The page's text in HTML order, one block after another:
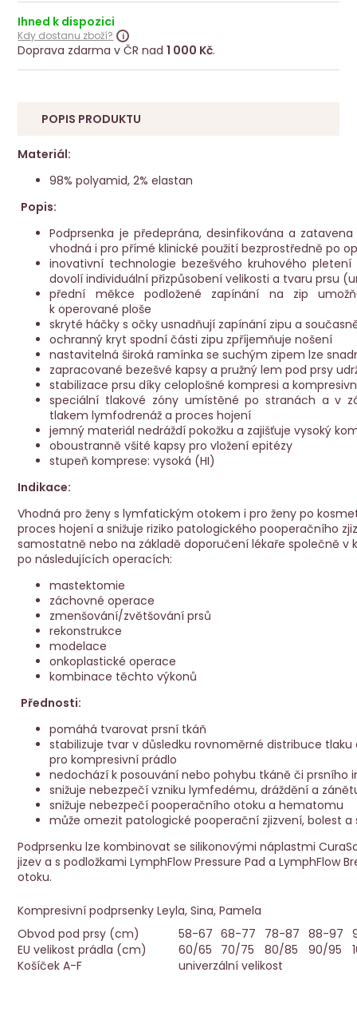
Ihned k dispozici
Kdy dostanu zboží?
Doprava zdarma v ČR nad1 000 Kč.
POPIS PRODUKTU
Materiál:
98% polyamid, 2% elastan
Popis:
Podprsenka je předeprána, desinfikována a
vhodná i pro přímé klinické použití bezprostředně po
inovativní technologie bezešvého kruhového
dovolí individuální přizpůsobení velikosti a tvaru prsu
přední měkce podložené zapínání na zip
k operované ploše
skryté háčky s očky usnadňují zapínání zipu a
ochranný kryt spodní části zipu zpříjemňuje nošení
nastavitelná široká ramínka se suchým zipem lze
zapracované bezešvé kapsy a pružný lem pod prsy
stabilizace prsu díky celoplošné kompresi a
speciální tlakové zóny umístěné po stranách a v
tlakem lymfodrenáž a proces hojení
jemný materiál nedráždí pokožku a zajišťuje vysoký
oboustranně všité kapsy pro vložení epitézy
stupeň komprese: vysoká (HI)
Indikace:
Vhodná pro ženy s lymfatickým otokem i pro ženy po
proces hojení a snižuje riziko patologického pooperačního
samostatně nebo na základě doporučení lékaře společně
po následujících operacích:
mastektomie
záchovné operace
zmenšování/zvětšování prsů
rekonstrukce
modelace
onkoplastické operace
kombinace těchto výkonů
Přednosti:
pomáhá tvarovat prsní tkáň
stabilizuje tvar v důsledku rovnoměrné distribuce
pro kompresivní prádlo
nedochází k posouvání nebo pohybu tkáně či prsního
snižuje nebezpečí vzniku lymfedému, dráždění a
snižuje nebezpečí pooperačního otoku a hematomu
může omezit patologické pooperační zjizvení, bolest
Podprsenku lze kombinovat se silikonovými náplastmi
jizev a s podložkami LymphFlow Pressure Pad a LymphFlow
otoku.
Kompresivní podprsenky Leyla, Sina, Pamela
Obvod pod prsy (cm)
58-67 68-77 78-87 88-97
EU velikost prádla (cm)
60/65 70/75 80/85 90/95
Košíček A-F
univerzální velikost